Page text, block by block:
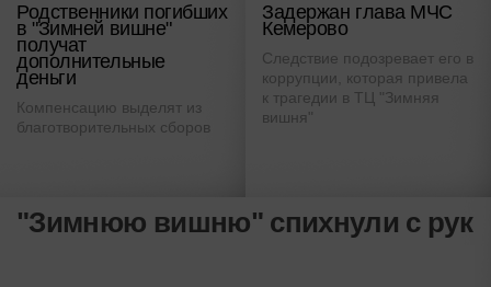
Родственники погибших
в "Зимней вишне"
получат
дополнительные
деньги
Компенсацию выделят из
благотворительных сборов
Задержан глава МЧС
Кемерово
Следствие подозревает его в
коррупции, которая привела
к трагедии в ТЦ "Зимняя
вишня"
"Зимнюю вишню" спихнули с рук